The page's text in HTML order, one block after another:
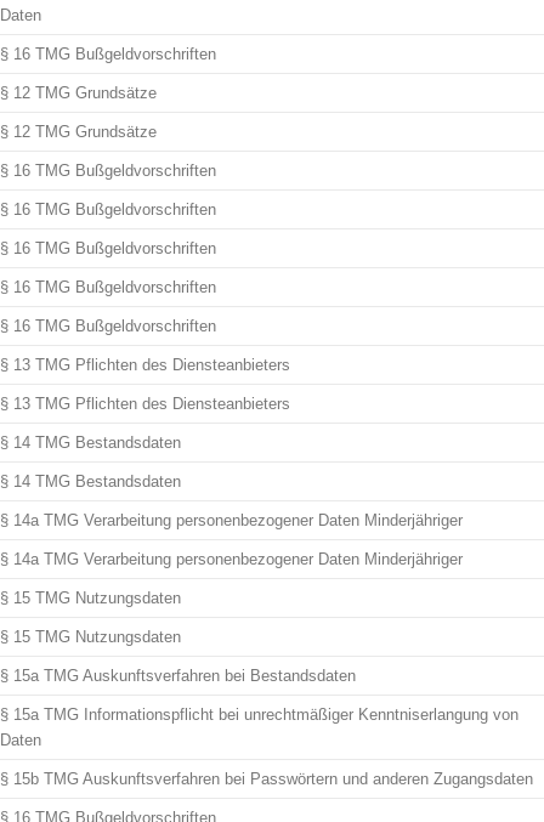
Daten
§ 16 TMG Bußgeldvorschriften
§ 12 TMG Grundsätze
§ 12 TMG Grundsätze
§ 16 TMG Bußgeldvorschriften
§ 16 TMG Bußgeldvorschriften
§ 16 TMG Bußgeldvorschriften
§ 16 TMG Bußgeldvorschriften
§ 16 TMG Bußgeldvorschriften
§ 13 TMG Pflichten des Diensteanbieters
§ 13 TMG Pflichten des Diensteanbieters
§ 14 TMG Bestandsdaten
§ 14 TMG Bestandsdaten
§ 14a TMG Verarbeitung personenbezogener Daten Minderjähriger
§ 14a TMG Verarbeitung personenbezogener Daten Minderjähriger
§ 15 TMG Nutzungsdaten
§ 15 TMG Nutzungsdaten
§ 15a TMG Auskunftsverfahren bei Bestandsdaten
§ 15a TMG Informationspflicht bei unrechtmäßiger Kenntniserlangung von
Daten
§ 15b TMG Auskunftsverfahren bei Passwörtern und anderen Zugangsdaten
§ 16 TMG Bußgeldvorschriften